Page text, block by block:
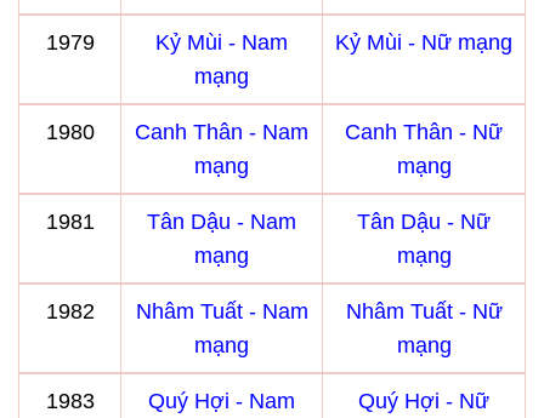
1979
Kỷ Mùi - Nam
mạng
Kỷ Mùi - Nữ mạng
1980
Canh Thân - Nam
mạng
Canh Thân - Nữ
mạng
1981
Tân Dậu - Nam
mạng
Tân Dậu - Nữ
mạng
1982
Nhâm Tuất - Nam
mạng
Nhâm Tuất - Nữ
mạng
1983
Quý Hợi - Nam
Quý Hợi - Nữ